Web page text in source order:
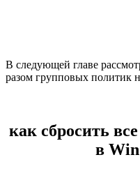
В следующей главе
разом групповых политик
как сбросить
в